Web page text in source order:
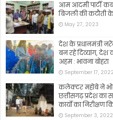
आम आदमी पार्टी
बिजली की कटौती के
May 27, 2023
देश के प्रधानमंत्री
बन रहे दिव्यांग, देश
अहम : भावना बोहरा
September 17, 2022
कलेक्टर महोबे ने
छत्तीसगढ़ प्रदेश
कार्यो का निरीक्षण
September 3, 2022